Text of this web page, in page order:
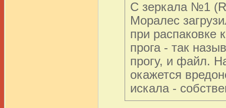
С зеркала №1
Моралес
при распаковке
прога - так
прогу, и файл.
окажется
искала -